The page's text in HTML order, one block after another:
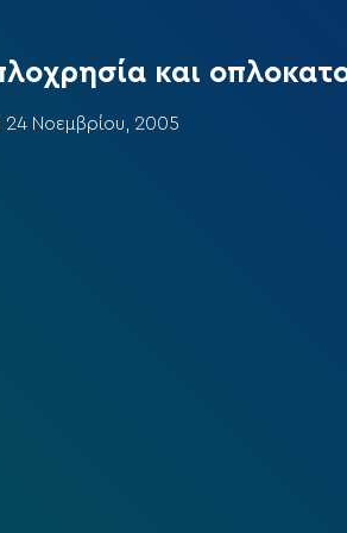
και
24 Νοεμβρίου, 2005